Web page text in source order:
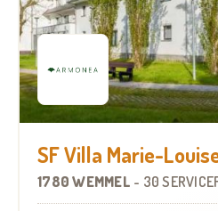
SF Villa Marie-
1780 WEMMEL - 30